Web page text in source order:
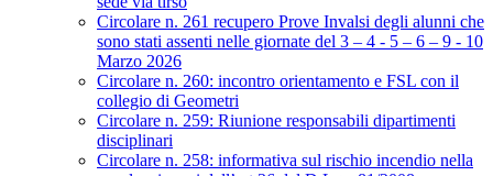
Circolare n. 261 recupero Prove Invalsi degli alunni che
sono stati assenti nelle giornate del 3 – 4 - 5 – 6 – 9 - 10
Marzo 2026
Circolare n. 260: incontro orientamento e FSL con il
collegio di Geometri
Circolare n. 259: Riunione responsabili dipartimenti
disciplinari
Circolare n. 258: informativa sul rischio incendio nella